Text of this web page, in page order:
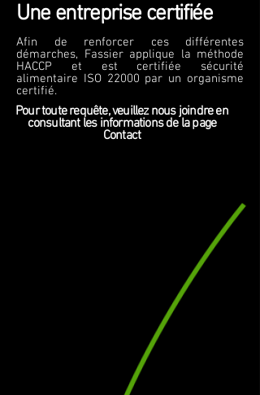
Une entreprise certifiée
Afin de renforcer ces différentes
démarches, Fassier applique la méthode
HACCP et est certifiée sécurité
alimentaire ISO 22000 par un organisme
certifié.
Pour toute requête, veuillez nous joindre en
consultant les informations de la page
Contact